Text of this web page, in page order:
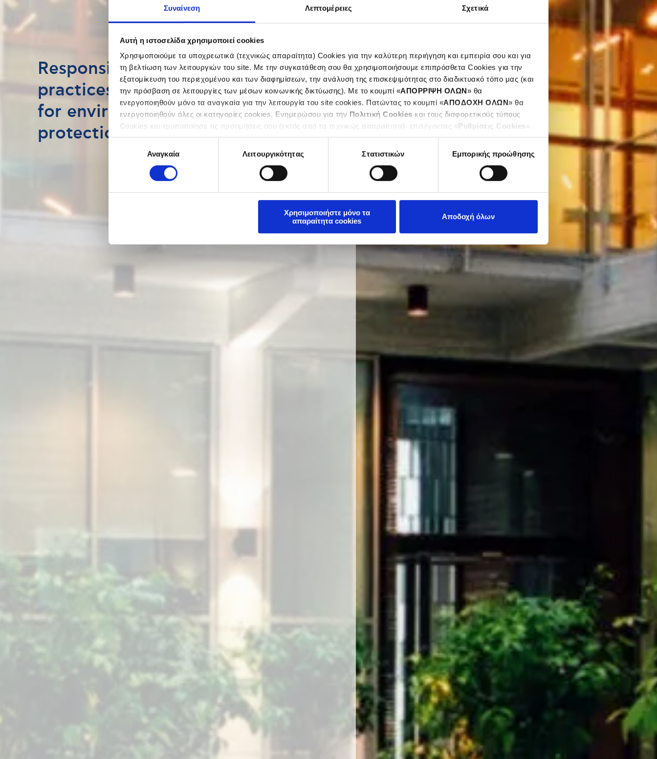
Συναίνεση Λεπτομέρειες Σχετικά
Αυτή η ιστοσελίδα χρησιμοποιεί cookies
Χρησιμοποιούμε τα υποχρεωτικά (τεχνικώς απαραίτητα) Cookies για την καλύτερη περιήγηση και εμπειρία σου και για
τη βελτίωση των λειτουργιών του site. Με την συγκατάθεση σου θα χρησιμοποιήσουμε επιπρόσθετα Cookies για την
εξατομίκευση του περιεχομένου και των διαφημίσεων, την ανάλυση της επισκεψιμότητας στο διαδικτυακό τόπο μας (και
την πρόσβαση σε λειτουργίες των μέσων κοινωνικής δικτύωσης). Με το κουμπί «ΑΠΟΡΡΙΨΗ ΟΛΩΝ» θα
ενεργοποιηθούν μόνο τα αναγκαία για την λειτουργία του site cookies. Πατώντας το κουμπί «ΑΠΟΔΟΧΗ ΟΛΩΝ» θα
ενεργοποιηθούν όλες οι κατηγορίες cookies. Ενημερώσου για την Πολιτική Cookies και τους διαφορετικούς τύπους
Cookies και τροποποίησε τις προτιμήσεις σου (εκτός από τα τεχνικώς απαραίτητα) επιλέγοντας «Ρυθμίσεις Cookies».
συγκατάθεσηςΑναγκαία Λειτουργικότητας Στατιστικών Εμπορικής προώθησης
Χρησιμοποιήστε μόνο τα
απαραίτητα cookies
Αποδοχή όλων
Responsible business
practices and high goals
for environmental
protection